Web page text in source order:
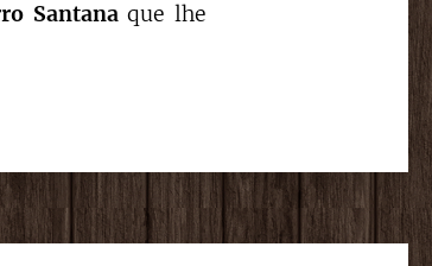
Santanaque lhe